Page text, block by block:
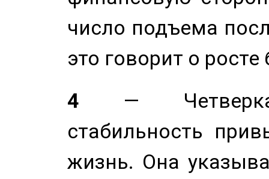
число подъема
это говорит о
4 — Четверка
стабильность
жизнь. Она